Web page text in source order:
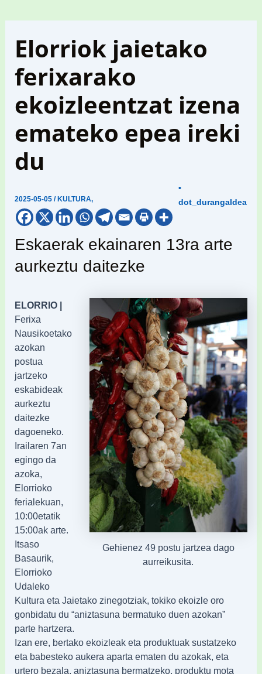
Elorriok jaietako
ferixarako
ekoizleentzat izena
emateko epea ireki
du
2025-05-05/ KULTURA,
•
dot_durangaldea
Eskaerak ekainaren 13ra arte
aurkeztu daitezke
Gehienez 49 postu jartzea dago
aurreikusita.
ELORRIO |
Ferixa
Nausikoetako
azokan
postua
jartzeko
eskabideak
aurkeztu
daitezke
dagoeneko.
Irailaren 7an
egingo da
azoka,
Elorrioko
ferialekuan,
10:00etatik
15:00ak arte.
Itsaso
Basaurik,
Elorrioko
Udaleko
Kultura eta Jaietako zinegotziak, tokiko ekoizle oro
gonbidatu du “aniztasuna bermatuko duen azokan”
parte hartzera.
Izan ere, bertako ekoizleak eta produktuak sustatzeko
eta babesteko aukera aparta ematen du azokak, eta
urtero bezala, aniztasuna bermatzeko, produktu mota